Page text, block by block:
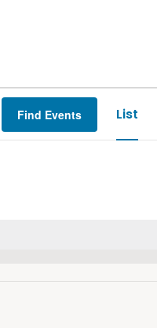
Find Events List